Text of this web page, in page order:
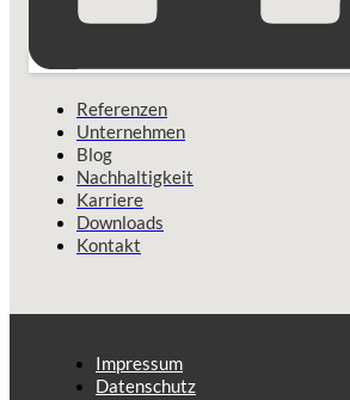
Referenzen
Unternehmen
Blog
Nachhaltigkeit
Karriere
Downloads
Kontakt
Impressum
Datenschutz